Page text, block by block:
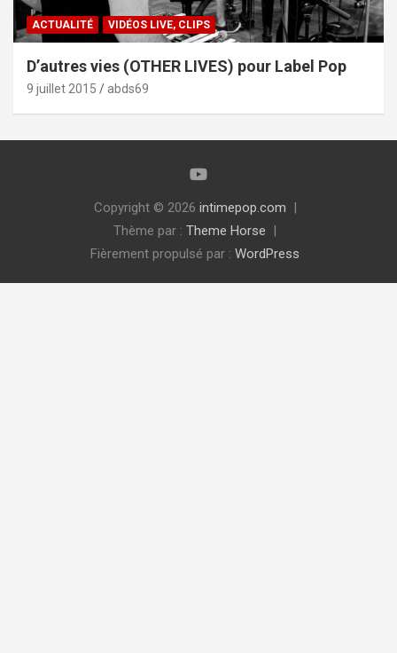
ACTUALITÉ VIDÉOS LIVE, CLIPS
D’autres vies (OTHER LIVES) pour Label Pop
9 juillet 2015 abds69
Copyright © 2026 intimepop.com
Thème par : Theme Horse
Fièrement propulsé par : WordPress